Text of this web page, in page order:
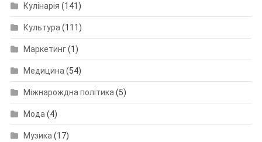
Кулінарія (141)
Культура (111)
Маркетинг(1)
Медицина (54)
Міжнарождна політика (5)
Мода (4)
Музика (17)